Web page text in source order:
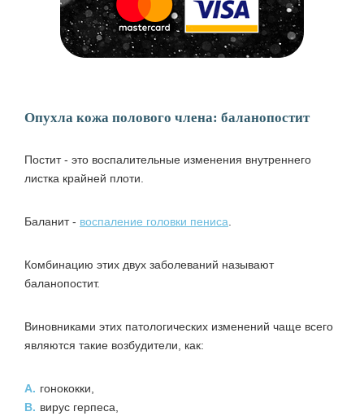
Опухла кожа полового члена: баланопостит
Постит - это воспалительные изменения внутреннего
листка крайней плоти.
Баланит - воспаление головки пениса
Комбинацию этих двух заболеваний называют
баланопостит.
Виновниками этих патологических изменений чаще всего
являются такие возбудители, как:
A. гонококки,
B. вирус герпеса,